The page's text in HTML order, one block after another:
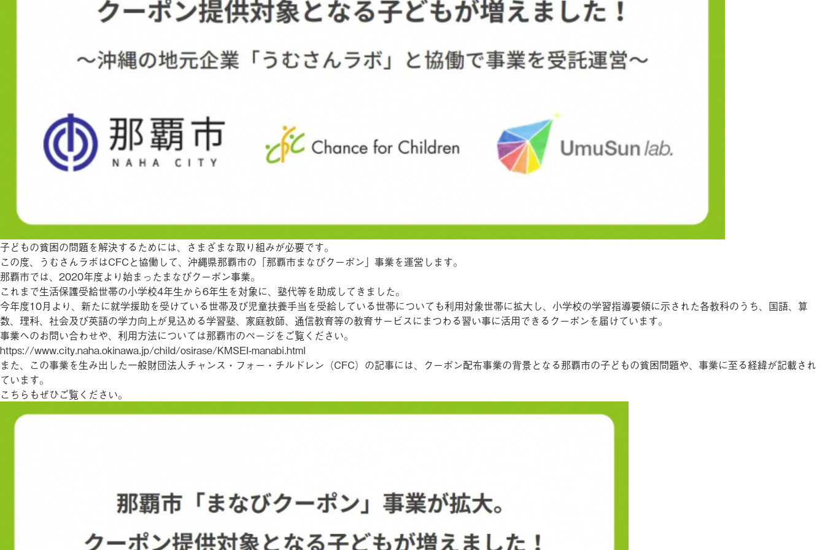
子どもの貧困の問題を解決するためには、さまざまな取り組みが必要です。
この度、うむさんラボはCFCと協働して、沖縄県那覇市の「那覇市まなびクーポン」事業を運営します。
那覇市では、2020年度より始まったまなびクーポン事業。
これまで生活保護受給世帯の小学校4年生から6年生を対象に、塾代等を助成してきました。
今年度10月より、新たに就学援助を受けている世帯及び児童扶養手当を受給している世帯についても利用対象世帯に拡大し、小学校の学習指導要領に示された各教科のうち、国語、算
数、理科、社会及び英語の学力向上が見込める学習塾、家庭教師、通信教育等の教育サービスにまつわる習い事に活用できるクーポンを届けています。
事業へのお問い合わせや、利用方法については那覇市のページをご覧ください。
https://www.city.naha.okinawa.jp/child/osirase/KMSEI-manabi.html
また、この事業を生み出した一般財団法人チャンス・フォー・チルドレン（CFC）の記事には、クーポン配布事業の背景となる那覇市の子どもの貧困問題や、事業に至る経緯が記載され
ています。
こちらもぜひご覧ください。